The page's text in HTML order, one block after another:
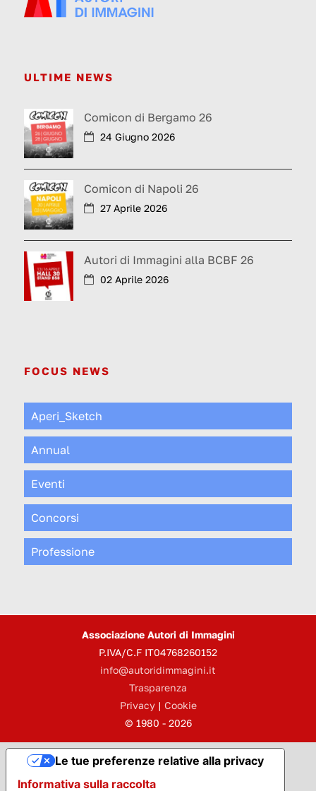
ULTIME NEWS
Comicon di Bergamo 26
24 Giugno 2026
Comicon di Napoli 26
27 Aprile 2026
Autori di Immagini alla BCBF 26
02 Aprile 2026
FOCUS NEWS
Aperi_Sketch
Annual
Eventi
Concorsi
Professione
Associazione Autori di Immagini
P.IVA/C.F IT04768260152
info@autoridimmagini.it
Trasparenza
Privacy| Cookie
© 1980 - 2026
Informativa sulla raccolta
Le tue preferenze relative alla privacy